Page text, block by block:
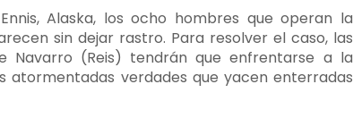
Alaska, los ocho hombres que operan la
sin dejar rastro. Para resolver el caso, las
Navarro (Reis) tendrán que enfrentarse a la
atormentadas verdades que yacen enterradas